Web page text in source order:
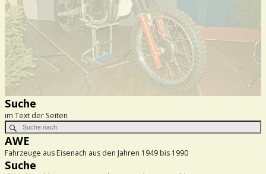
Suche
im Text der Seiten
AWE
Fahrzeuge aus Eisenach aus den Jahren 1949 bis 1990
Suche